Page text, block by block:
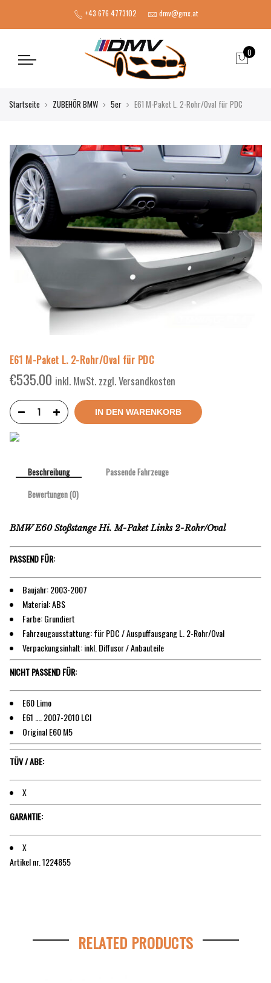
+43 676 4773102 dmv@gmx.at
0
Startseite ZUBEHÖR BMW 5er E61 M-Paket L. 2-Rohr/Oval für PDC
E61 M-Paket L. 2-Rohr/Oval für PDC
€535.00 inkl. MwSt. zzgl. Versandkosten
IN DEN WARENKORB
Beschreibung
Passende Fahrzeuge
Bewertungen (0)
BMW E60 Stoßstange Hi. M-Paket Links 2-Rohr/Oval
PASSEND FÜR:
Baujahr: 2003-2007
Material: ABS
Farbe: Grundiert
Fahrzeugausstattung: für PDC / Auspuffausgang L. 2-Rohr/Oval
Verpackungsinhalt: inkl. Diffusor / Anbauteile
NICHT PASSEND FÜR:
E60 Limo
E61 …. 2007-2010 LCI
Original E60 M5
TÜV / ABE:
X
GARANTIE:
X
Artikel nr. 1224855
RELATED PRODUCTS